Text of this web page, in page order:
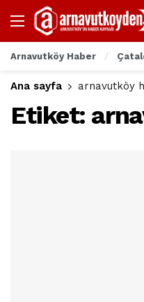
Arnavutköy Haber
Ana sayfa arnavutköy
Etiket: